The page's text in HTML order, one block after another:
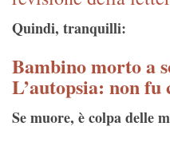
Quindi, tranquilli:
Bambino morto a
L’autopsia: non fu
Se muore, è colpa delle